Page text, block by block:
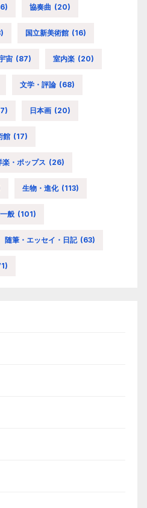
協奏曲 (20)
国立新美術館 (16)
宙 (87) 室内楽 (20)
文学・評論 (68)
日本画 (20)
館 (17)
楽・ポップス (26)
生物・進化 (113)
般 (101)
随筆・エッセイ・日記 (63)